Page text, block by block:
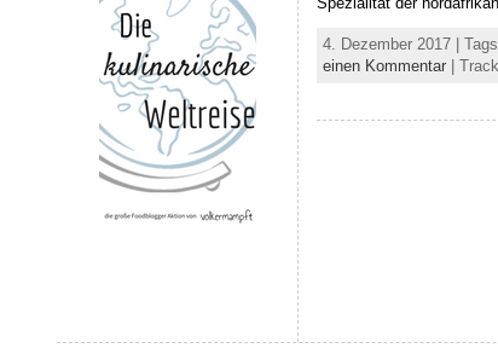
4. Dezember 2017 |
einen Kommentar |